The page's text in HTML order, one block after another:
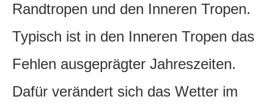
Randtropen und den Inneren Tropen.
Typisch ist in den Inneren Tropen das
Fehlen ausgeprägter Jahreszeiten.
Dafür verändert sich das Wetter im